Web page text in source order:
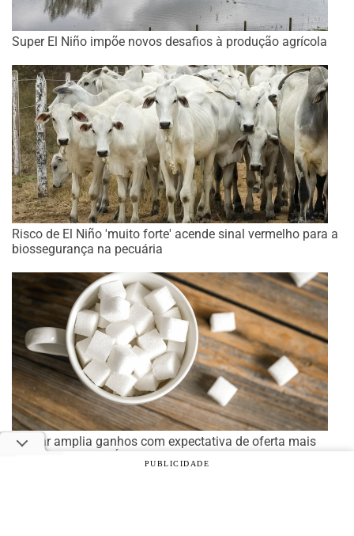
Super El Niño impõe novos desafios à produção agrícola
Risco de El Niño 'muito forte' acende sinal vermelho para a
biossegurança na pecuária
Açúcar amplia ganhos com expectativa de oferta mais
restrita e clima na Índia no radar
PUBLICIDADE